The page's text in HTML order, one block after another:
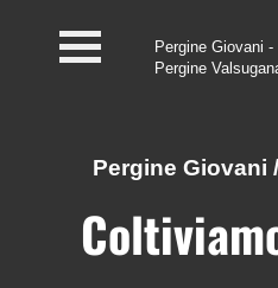
#InfoPoint
Centro #Kairos
Pergine Giovani
Pergine
Pergine Giovani /